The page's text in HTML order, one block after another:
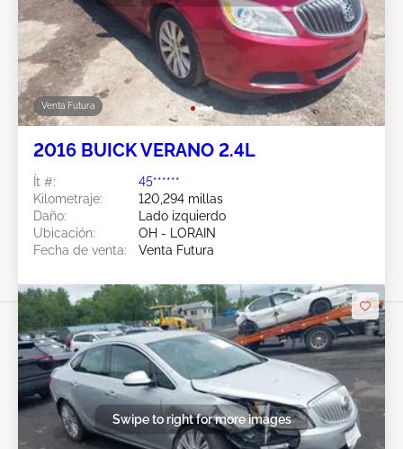
Venta Futura
2016 BUICK VERANO 2.4L
Ít #:
45******
Kilometraje:
120,294 millas
Daño:
Lado izquierdo
Ubicación:
OH - LORAIN
Fecha de venta:
Venta Futura
Swipe to right for more images